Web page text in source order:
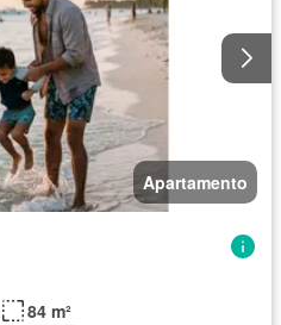
Apartamento
84 m²